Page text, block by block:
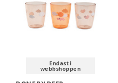
Endast i
webbshoppen